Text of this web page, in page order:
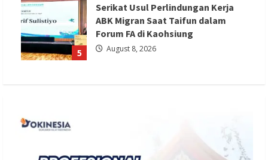
5
Serikat Usul Perlindungan Kerja
ABK Migran Saat Taifun dalam
Forum FA di Kaohsiung
August 8, 2026